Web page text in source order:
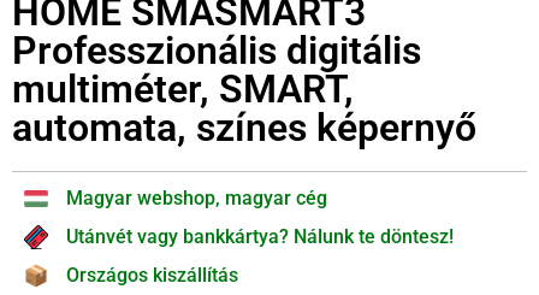
HOME SMASMART3
Professzionális digitális
multiméter, SMART,
automata, színes képernyő
Magyar webshop, magyar cég
Utánvét vagy bankkártya? Nálunk te döntesz!
Országos kiszállítás